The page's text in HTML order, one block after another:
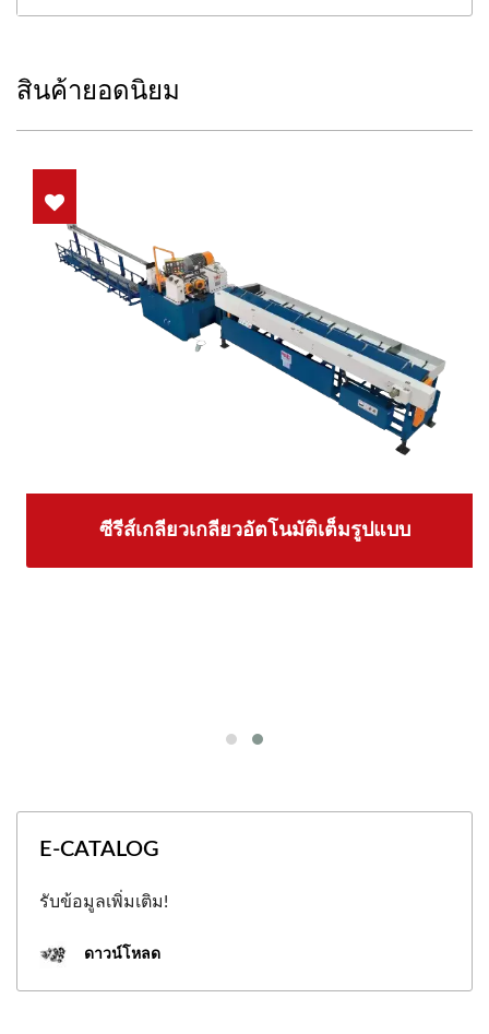
สินค้ายอดนิยม
ซีรีส์เกลียวเกลียวอัตโนมัติเต็มรูปแบบ
E-CATALOG
รับข้อมูลเพิ่มเติม!
ดาวน์โหลด